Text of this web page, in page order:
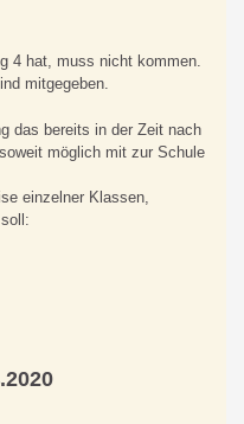
4 hat, muss nicht kommen.
mitgegeben.
das bereits in der Zeit nach
möglich mit zur Schule
einzelner Klassen,